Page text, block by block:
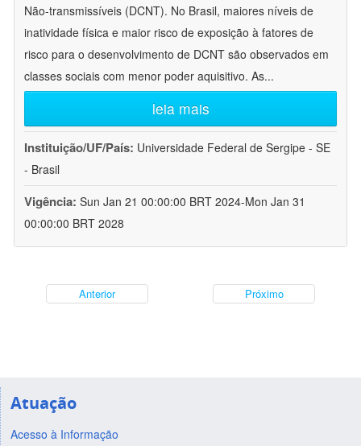
Não-transmissíveis (DCNT). No Brasil, maiores níveis de
inatividade física e maior risco de exposição à fatores de
risco para o desenvolvimento de DCNT são observados em
classes sociais com menor poder aquisitivo. As...
leia mais
Instituição/UF/País: Universidade Federal de Sergipe - SE
- Brasil
Vigência: Sun Jan 21 00:00:00 BRT 2024-Mon Jan 31
00:00:00 BRT 2028
Anterior Próximo
Atuação
Acesso à Informação